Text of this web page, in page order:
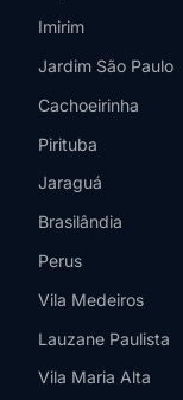
Imirim
Jardim São Paulo
Cachoeirinha
Pirituba
Jaraguá
Brasilândia
Perus
Vila Medeiros
Lauzane Paulista
Vila Maria Alta